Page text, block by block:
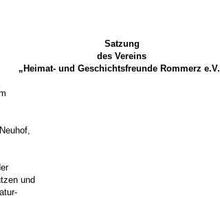
Satzung
des Vereins
„ Heimat- und Geschichtsfreunde Rommerz e.V.
und